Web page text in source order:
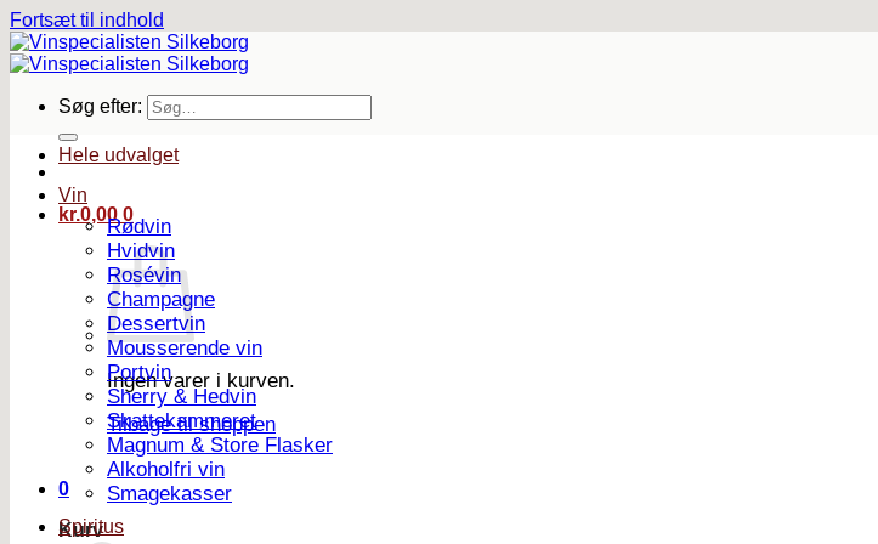
Fortsæt til indhold
Søg efter:
kr.0,00 0
Ingen varer i kurven.
Tilbage til shoppen
0
Kurv
Hele udvalget
Vin
Rødvin
Hvidvin
Rosévin
Champagne
Dessertvin
Mousserende vin
Portvin
Sherry & Hedvin
Skattekammeret
Magnum & Store Flasker
Alkoholfri vin
Smagekasser
Spiritus